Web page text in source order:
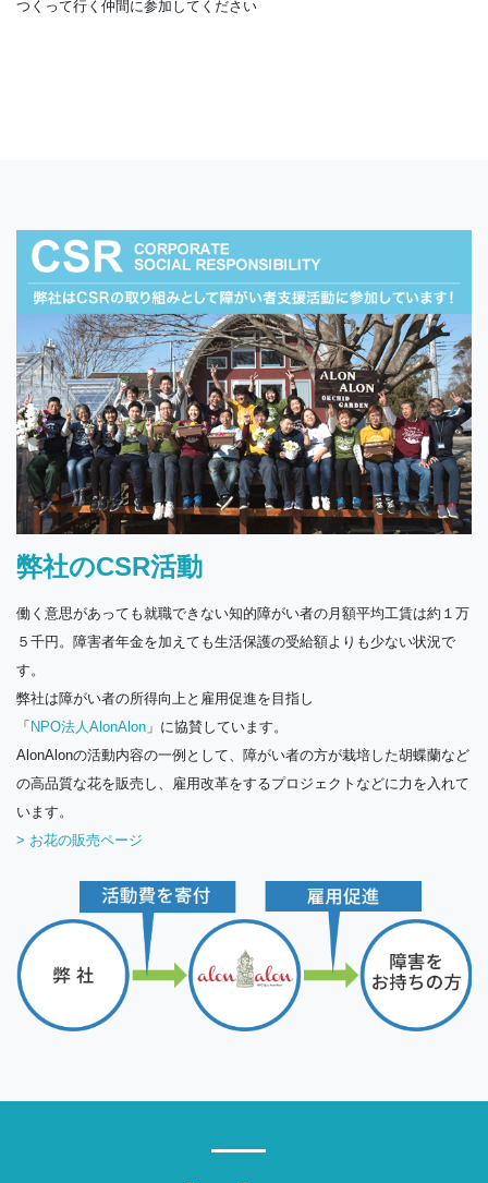
つくって行く仲間に参加してください
弊社のCSR活動
働く意思があっても就職できない知的障がい者の月額平均工賃は約１万
５千円。障害者年金を加えても生活保護の受給額よりも少ない状況で
す。
弊社は障がい者の所得向上と雇用促進を目指し
「 NPO法人AlonAlon 」に協賛しています。
AlonAlonの活動内容の一例として、障がい者の方が栽培した胡蝶蘭など
の高品質な花を販売し、雇用改革をするプロジェクトなどに力を入れて
います。
> お花の販売ページ